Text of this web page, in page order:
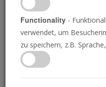
die
bekommen
Functionality -
verwendet, um
zu speichern, z.B.